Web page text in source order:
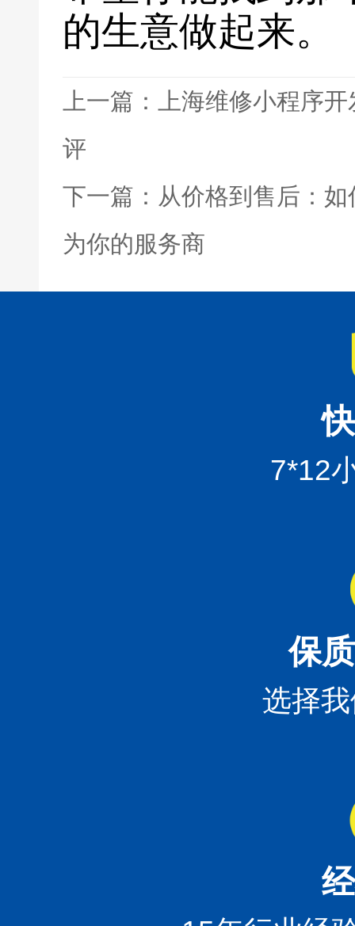
的生意做起来。
上一篇：上海维修小程序
评
下一篇：从价格到售后：
为你的服务商
7*12
保
选择